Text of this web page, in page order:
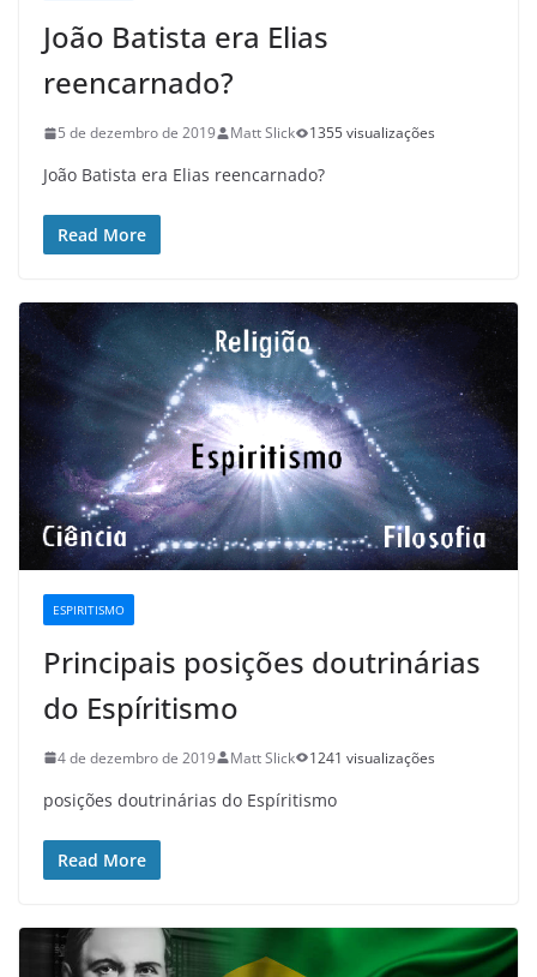
João Batista era Elias
reencarnado?
5 de dezembro de 2019 Matt Slick 1355 visualizações
João Batista era Elias reencarnado?
Read More
ESPIRITISMO
Principais posições doutrinárias
do Espíritismo
4 de dezembro de 2019 Matt Slick 1241 visualizações
posições doutrinárias do Espíritismo
Read More